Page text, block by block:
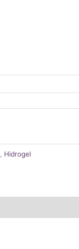
, Hidrogel